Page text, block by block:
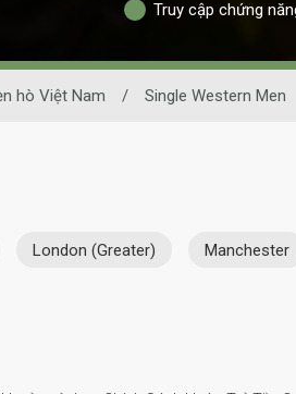
Truy cập chứng
hò Việt Nam / Single Western Men
London (Greater) Manchester